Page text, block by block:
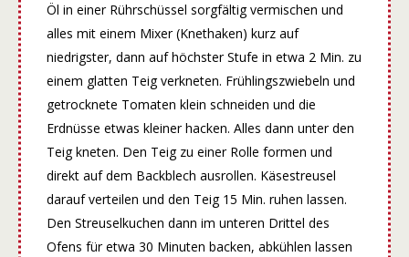
Öl in einer Rührschüssel sorgfältig vermischen und
alles mit einem Mixer (Knethaken) kurz auf
niedrigster, dann auf höchster Stufe in etwa 2 Min. zu
einem glatten Teig verkneten. Frühlingszwiebeln und
getrocknete Tomaten klein schneiden und die
Erdnüsse etwas kleiner hacken. Alles dann unter den
Teig kneten. Den Teig zu einer Rolle formen und
direkt auf dem Backblech ausrollen. Käsestreusel
darauf verteilen und den Teig 15 Min. ruhen lassen.
Den Streuselkuchen dann im unteren Drittel des
Ofens für etwa 30 Minuten backen, abkühlen lassen